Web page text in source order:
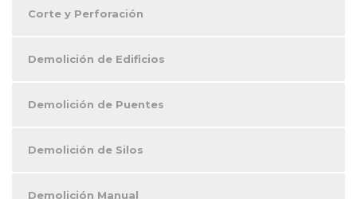
Corte y Perforación
Demolición de Edificios
Demolición de Puentes
Demolición de Silos
Demolición Manual